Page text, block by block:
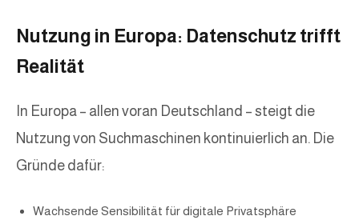
Nutzung in Europa: Datenschutz trifft
Realität
In Europa – allen voran Deutschland – steigt die
Nutzung von Suchmaschinen kontinuierlich an. Die
Gründe dafür:
Wachsende Sensibilität für digitale Privatsphäre